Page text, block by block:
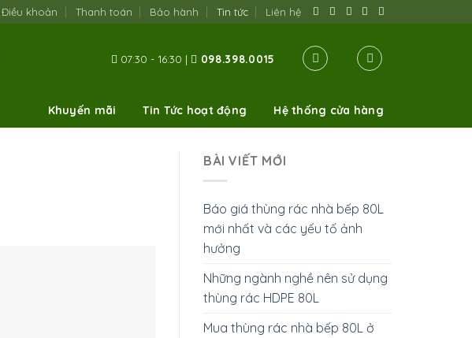
Điều khoản Thanh toán Bảo hành Tin tức Liên hệ
07:30 - 16:30 | 098.398.0015
Khuyến mãi Tin Tức hoạt động Hệ thống cửa hàng
BÀI VIẾT MỚI
Báo giá thùng rác nhà bếp 80L
mới nhất và các yếu tố ảnh
hưởng
Những ngành nghề nên sử dụng
thùng rác HDPE 80L
Mua thùng rác nhà bếp 80L ở